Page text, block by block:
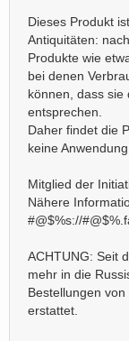
Dieses Produkt
Antiquitäten:
Produkte wie
bei denen
können, dass sie
entsprechen.
Daher findet die
keine
Mitglied der
Nähere
#@$%s://
ACHTUNG: Seit
mehr in die
Bestellungen
erstattet.